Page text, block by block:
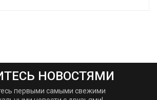
НОВОСТЯМИ
первыми самыми свежими